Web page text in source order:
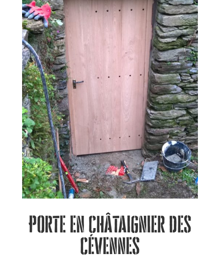
Porte en Châtaignier des
Cévennes